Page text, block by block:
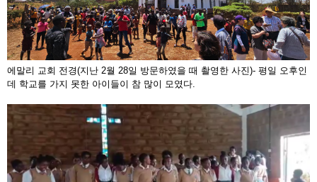
에말리 교회 전경(지난 2월 28일 방문하였을 때 촬영한 사진)- 평일 오후인
데 학교를 가지 못한 아이들이 참 많이 모였다.